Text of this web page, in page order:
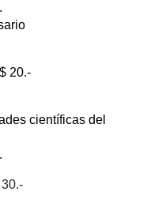
20.-
científicas del